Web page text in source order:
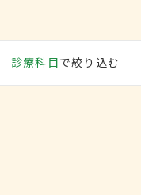
診療科目で絞り込む